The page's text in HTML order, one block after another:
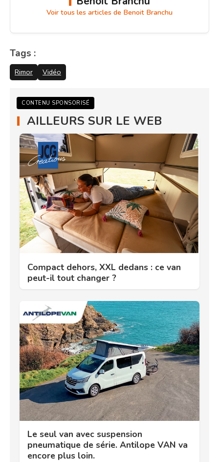
Voir tous les articles de Benoit Branchu
Tags :
Rimor Vidéo
CONTENU SPONSORISÉ
AILLEURS SUR LE WEB
Compact dehors, XXL dedans : ce van
peut-il tout changer ?
Le seul van avec suspension
pneumatique de série. Antilope VAN va
encore plus loin.